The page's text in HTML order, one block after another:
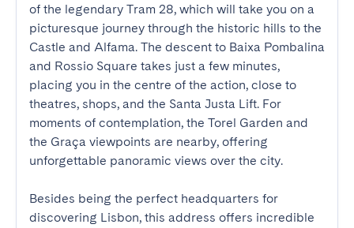
of the legendary Tram 28, which will take you on a
picturesque journey through the historic hills to the
Castle and Alfama. The descent to Baixa Pombalina
and Rossio Square takes just a few minutes,
placing you in the centre of the action, close to
theatres, shops, and the Santa Justa Lift. For
moments of contemplation, the Torel Garden and
the Graça viewpoints are nearby, offering
unforgettable panoramic views over the city.
Besides being the perfect headquarters for
discovering Lisbon, this address offers incredible